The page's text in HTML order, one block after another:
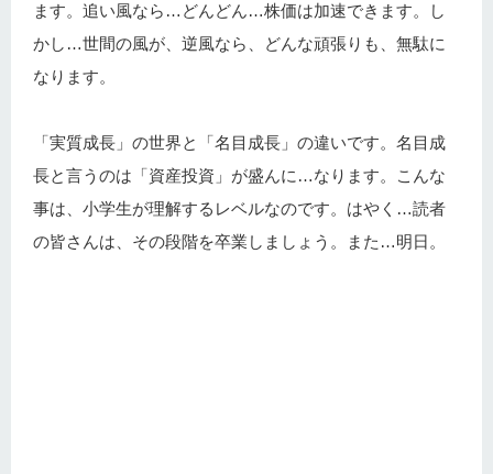
ます。追い風なら…どんどん…株価は加速できます。し
かし…世間の風が、逆風なら、どんな頑張りも、無駄に
なります。
「実質成長」の世界と「名目成長」の違いです。名目成
長と言うのは「資産投資」が盛んに…なります。こんな
事は、小学生が理解するレベルなのです。はやく…読者
の皆さんは、その段階を卒業しましょう。また…明日。